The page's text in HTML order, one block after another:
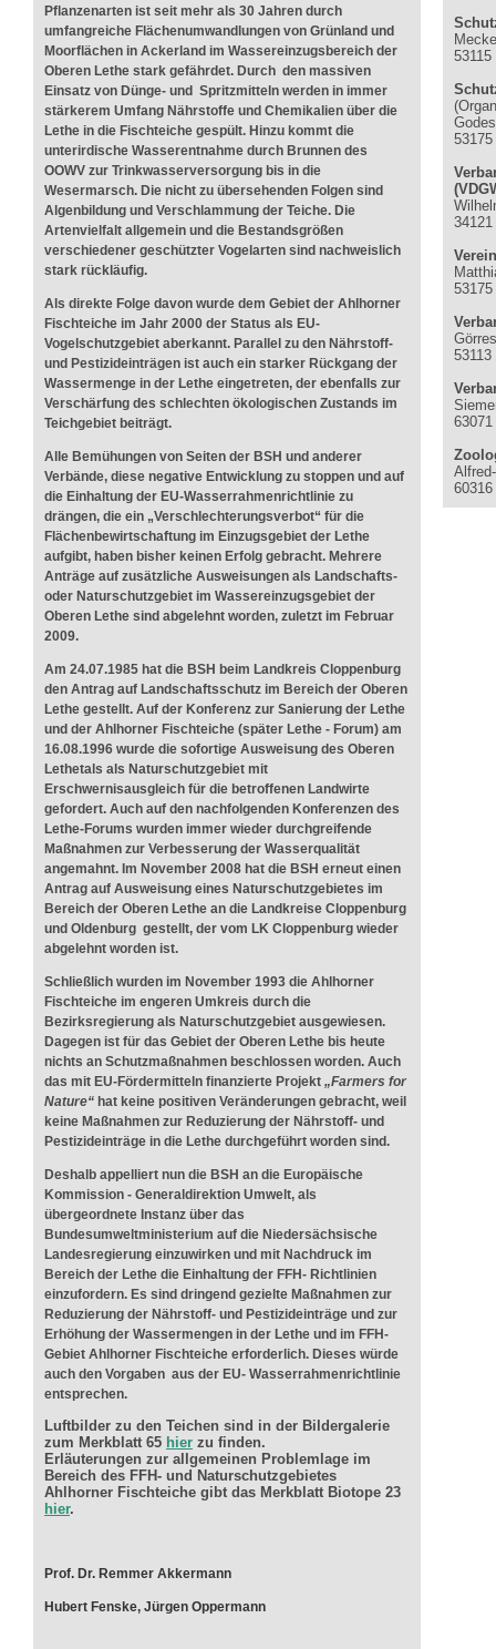
Pflanzenarten ist seit mehr als 30 Jahren durch
umfangreiche Flächenumwandlungen von Grünland und
Moorflächen in Ackerland im Wassereinzugsbereich der
Oberen Lethe stark gefährdet. Durch den massiven
Einsatz von Dünge- und Spritzmitteln werden in immer
stärkerem Umfang Nährstoffe und Chemikalien über die
Lethe in die Fischteiche gespült. Hinzu kommt die
unterirdische Wasserentnahme durch Brunnen des
OOWV zur Trinkwasserversorgung bis in die
Wesermarsch. Die nicht zu übersehenden Folgen sind
Algenbildung und Verschlammung der Teiche. Die
Artenvielfalt allgemein und die Bestandsgrößen
verschiedener geschützter Vogelarten sind nachweislich
stark rückläufig.
Als direkte Folge davon wurde dem Gebiet der Ahlhorner
Fischteiche im Jahr 2000 der Status als EU-
Vogelschutzgebiet aberkannt. Parallel zu den Nährstoff-
und Pestizideinträgen ist auch ein starker Rückgang der
Wassermenge in der Lethe eingetreten, der ebenfalls zur
Verschärfung des schlechten ökologischen Zustands im
Teichgebiet beiträgt.
Alle Bemühungen von Seiten der BSH und anderer
Verbände, diese negative Entwicklung zu stoppen und auf
die Einhaltung der EU-Wasserrahmenrichtlinie zu
drängen, die ein „Verschlechterungsverbot“ für die
Flächenbewirtschaftung im Einzugsgebiet der Lethe
aufgibt, haben bisher keinen Erfolg gebracht. Mehrere
Anträge auf zusätzliche Ausweisungen als Landschafts-
oder Naturschutzgebiet im Wassereinzugsgebiet der
Oberen Lethe sind abgelehnt worden, zuletzt im Februar
2009.
Am 24.07.1985 hat die BSH beim Landkreis Cloppenburg
den Antrag auf Landschaftsschutz im Bereich der Oberen
Lethe gestellt. Auf der Konferenz zur Sanierung der Lethe
und der Ahlhorner Fischteiche (später Lethe - Forum) am
16.08.1996 wurde die sofortige Ausweisung des Oberen
Lethetals als Naturschutzgebiet mit
Erschwernisausgleich für die betroffenen Landwirte
gefordert. Auch auf den nachfolgenden Konferenzen des
Lethe-Forums wurden immer wieder durchgreifende
Maßnahmen zur Verbesserung der Wasserqualität
angemahnt. Im November 2008 hat die BSH erneut einen
Antrag auf Ausweisung eines Naturschutzgebietes im
Bereich der Oberen Lethe an die Landkreise Cloppenburg
und Oldenburg gestellt, der vom LK Cloppenburg wieder
abgelehnt worden ist.
Schließlich wurden im November 1993 die Ahlhorner
Fischteiche im engeren Umkreis durch die
Bezirksregierung als Naturschutzgebiet ausgewiesen.
Dagegen ist für das Gebiet der Oberen Lethe bis heute
nichts an Schutzmaßnahmen beschlossen worden. Auch
das mit EU-Fördermitteln finanzierte Projekt „Farmers for
Nature“ hat keine positiven Veränderungen gebracht, weil
keine Maßnahmen zur Reduzierung der Nährstoff- und
Pestizideinträge in die Lethe durchgeführt worden sind.
Deshalb appelliert nun die BSH an die Europäische
Kommission - Generaldirektion Umwelt, als
übergeordnete Instanz über das
Bundesumweltministerium auf die Niedersächsische
Landesregierung einzuwirken und mit Nachdruck im
Bereich der Lethe die Einhaltung der FFH- Richtlinien
einzufordern. Es sind dringend gezielte Maßnahmen zur
Reduzierung der Nährstoff- und Pestizideinträge und zur
Erhöhung der Wassermengen in der Lethe und im FFH-
Gebiet Ahlhorner Fischteiche erforderlich. Dieses würde
auch den Vorgaben aus der EU- Wasserrahmenrichtlinie
entsprechen.
Luftbilder zu den Teichen sind in der Bildergalerie
zum Merkblatt 65 hier zu finden.
Erläuterungen zur allgemeinen Problemlage im
Bereich des FFH- und Naturschutzgebietes
Ahlhorner Fischteiche gibt das Merkblatt Biotope 23
hier.
Prof. Dr. Remmer Akkermann
Hubert Fenske, Jürgen Oppermann
53115
53113